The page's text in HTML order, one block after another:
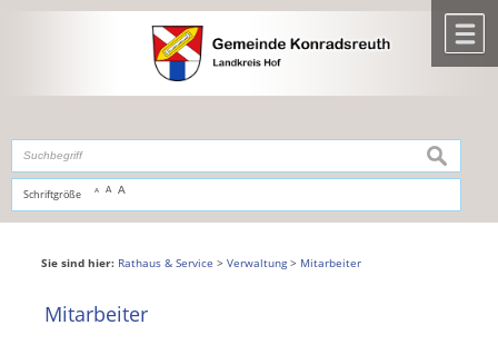
,zur Navigationoderzur Startseitespringen.
Schriftgröße A A A
suchen
Sie sind hier: Rathaus & Service > Verwaltung> Mitarbeiter
Mitarbeiter